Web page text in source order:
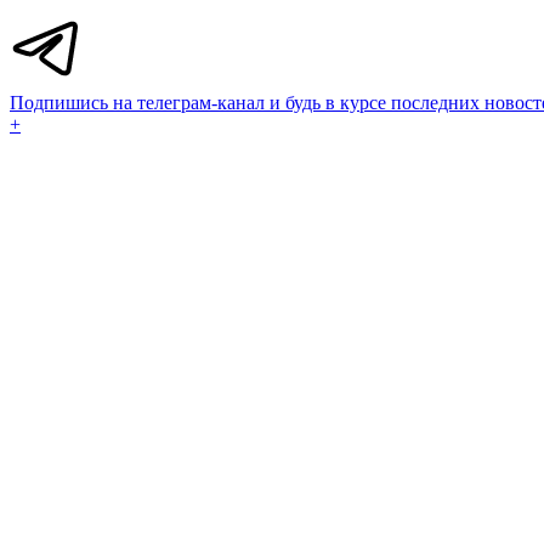
Подпишись на телеграм-канал и будь в курсе последних
+